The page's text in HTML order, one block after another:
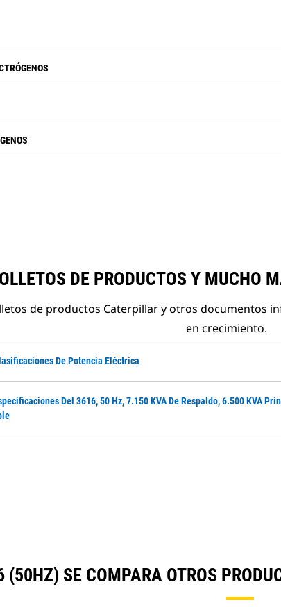
DE PRODUCTOS Y MUCHO
de productos Caterpillar y otros documentos
en crecimiento.
De Potencia Eléctrica
Del 3616, 50 Hz, 7.150 KVA De Respaldo, 6.500 KVA
SE COMPARA OTROS